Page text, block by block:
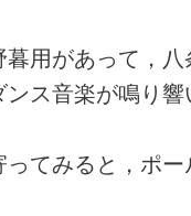
用があって，
ス音楽が鳴り
てみると，ポ